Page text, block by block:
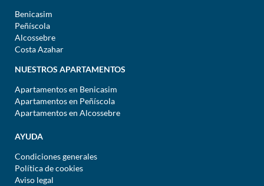
Benicasim
Peñíscola
Alcossebre
Costa Azahar
NUESTROS APARTAMENTOS
Apartamentos en Benicasim
Apartamentos en Peñíscola
Apartamentos en Alcossebre
AYUDA
Condiciones generales
Política de cookies
Aviso legal